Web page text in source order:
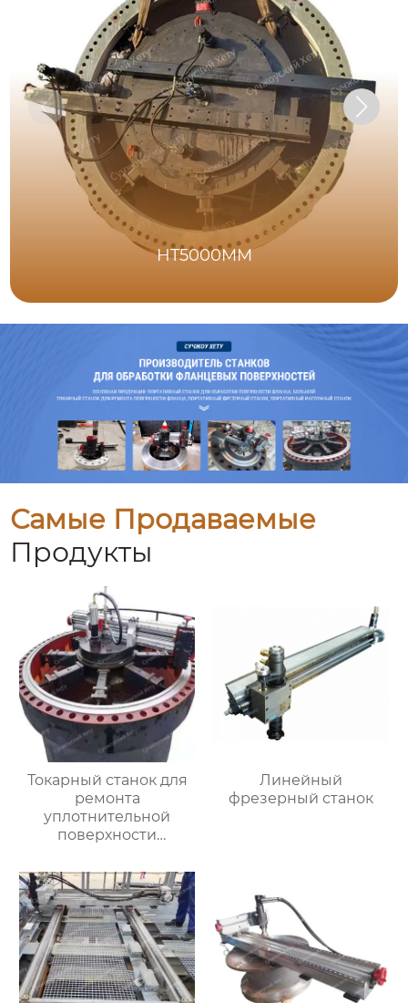
HT5000MM
Самые Продаваемые
Продукты
Токарный станок для
ремонта
уплотнительной
поверхности
HT3000MM
Линейный
фрезерный станок